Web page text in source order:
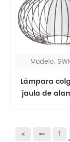
Modelo:
Lámpara
jaula de
de lino de
1